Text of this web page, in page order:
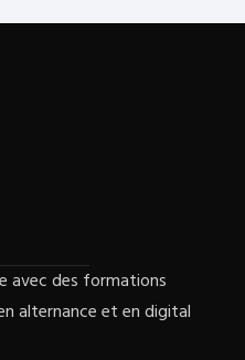
avec des formations
alternance et en digital